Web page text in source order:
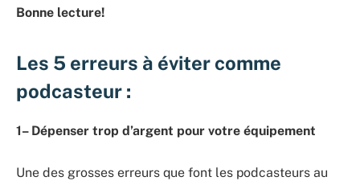
Bonne lecture!
Les 5 erreurs à éviter comme
podcasteur :
1– Dépenser trop d’argent pour votre équipement
Une des grosses erreurs que font les podcasteurs au